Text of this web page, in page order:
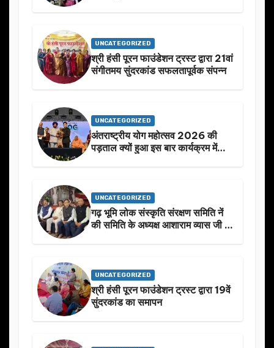
UNCATEGORIZED
श्री हंसी पूरन फाउंडेशन ट्रस्ट द्वारा 21वां
संगीतमय सुंदरकांड सफलतापूर्वक संपन्न
UNCATEGORIZED
अंतराष्ट्रीय योग महोत्सव 2026 की
पड़ताल क्यों हुआ इस बार कार्यक्रम में
UNCATEGORIZED
गढ़ भूमि लोक संस्कृति संरक्षण समिति नें
की समिति के अध्यक्ष आशाराम व्यास जी के
UNCATEGORIZED
श्री हंसी पूरन फाउंडेशन ट्रस्ट द्वारा 19वें
सुंदरकांड का समापन